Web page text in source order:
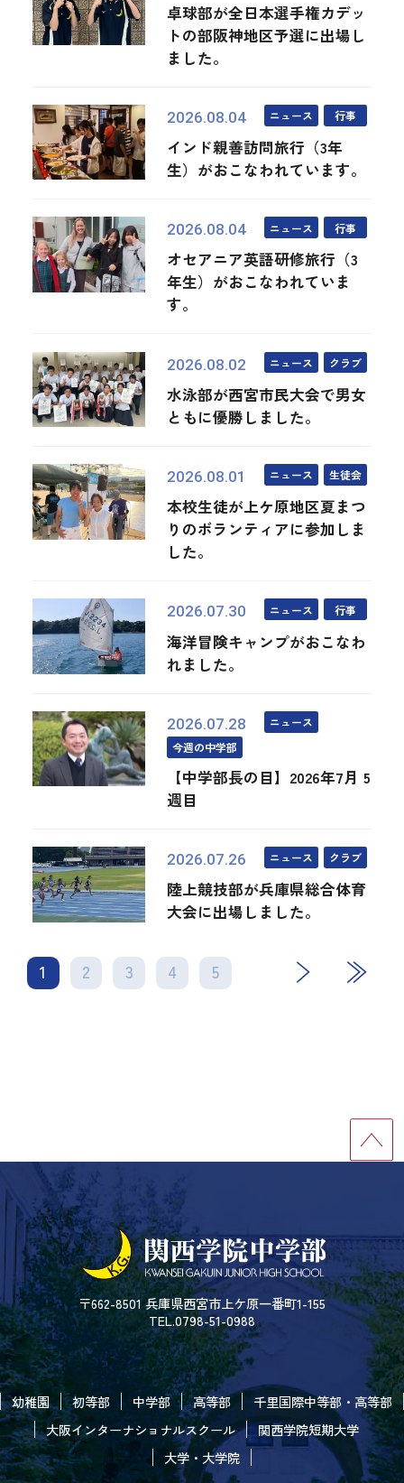
卓球部が全日本選手権カデッ
トの部阪神地区予選に出場し
ました。
2026.08.04 ニュース 行事
インド親善訪問旅行（3年
生）がおこなわれています。
2026.08.04 ニュース 行事
オセアニア英語研修旅行（3
年生）がおこなわれていま
す。
2026.08.02 ニュース クラブ
水泳部が西宮市民大会で男女
ともに優勝しました。
2026.08.01 ニュース 生徒会
本校生徒が上ケ原地区夏まつ
りのボランティアに参加しま
した。
2026.07.30 ニュース 行事
海洋冒険キャンプがおこなわ
れました。
2026.07.28
ニュース
今週の中学部
【中学部長の目】2026年7月 5
週目
2026.07.26 ニュース クラブ
陸上競技部が兵庫県総合体育
大会に出場しました。
1 2 3 4 5
次
〒662-8501 兵庫県西宮市上ケ原一番町1-155
TEL.0798-51-0988
幼稚園 初等部 中学部 高等部
千里国際中等部・高等部
大阪インターナショナルスクール
関西学院短期大学
大学・大学院